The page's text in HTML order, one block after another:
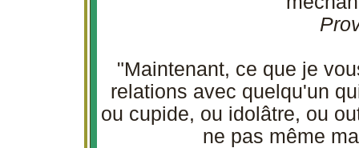
"Maintenant, ce que je
relations avec quelqu'un
ou cupide, ou idolâtre, ou
ne pas même